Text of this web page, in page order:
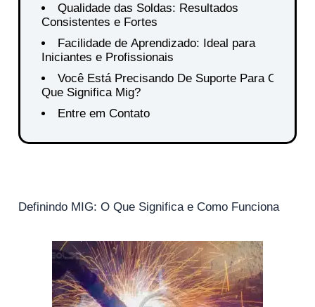
Qualidade das Soldas: Resultados
Consistentes e Fortes
Facilidade de Aprendizado: Ideal para
Iniciantes e Profissionais
Você Está Precisando De Suporte Para O
Que Significa Mig?
Entre em Contato
Definindo MIG: O Que Significa e Como Funciona